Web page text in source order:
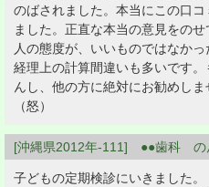
のばされました。本当にこの口
ました。正直な本当の意見をの
人の態度が、いいものではなかっ
経理上の計算間違いも多いです
んし、他の方に絶対にお勧めしま
（怒）
[沖縄県2012年-111] ●●歯科 の
子どもの定期検診にいきました。